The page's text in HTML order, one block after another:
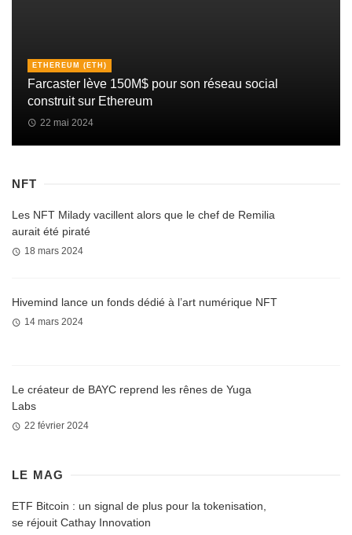
ETHEREUM (ETH)
Farcaster lève 150M$ pour son réseau social
construit sur Ethereum
22 mai 2024
NFT
Les NFT Milady vacillent alors que le chef de Remilia
aurait été piraté
18 mars 2024
Hivemind lance un fonds dédié à l’art numérique NFT
14 mars 2024
Le créateur de BAYC reprend les rênes de Yuga
Labs
22 février 2024
LE MAG
ETF Bitcoin : un signal de plus pour la tokenisation,
se réjouit Cathay Innovation